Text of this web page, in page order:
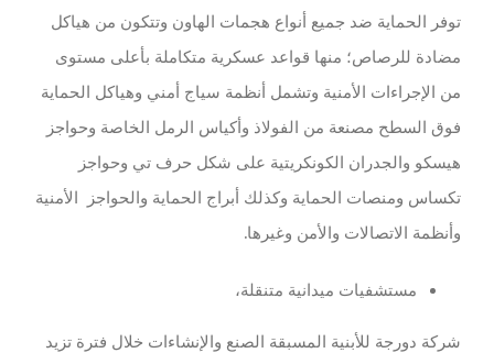
توفر الحماية ضد جميع أنواع هجمات الهاون وتتكون من هياكل
مضادة للرصاص؛ منها قواعد عسكرية متكاملة بأعلى مستوى
من الإجراءات الأمنية وتشمل أنظمة سياج أمني ​وهياكل الحماية
فوق السطح مصنعة من الفولاذ وأكياس الرمل الخاصة وحواجز
هيسكو والجدران الكونكريتية على شكل حرف تي وحواجز
تكساس ومنصات الحماية وكذلك أبراج الحماية والحواجز الأمنية
وأنظمة الاتصالات والأمن وغيرها.
مستشفيات ميدانية متنقلة،
شركة دورجة للأبنية المسبقة الصنع والإنشاءات خلال فترة تزيد